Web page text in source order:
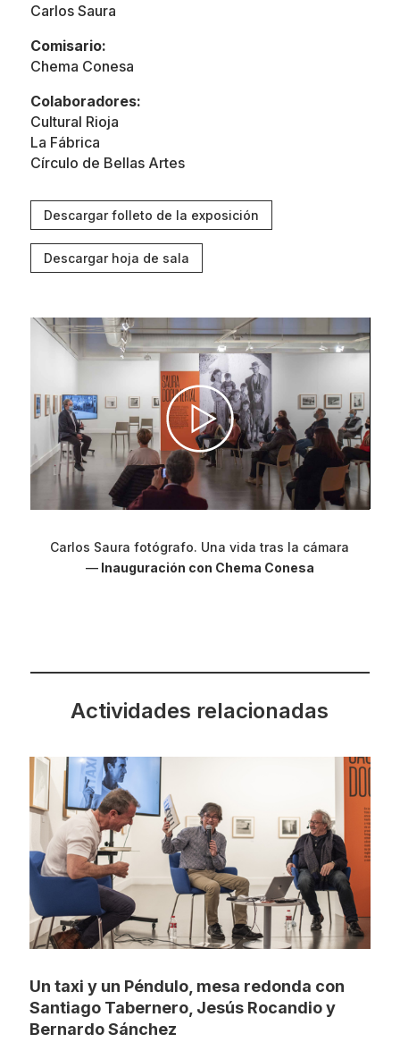
Carlos Saura
Comisario:
Chema Conesa
Colaboradores:
Cultural Rioja
La Fábrica
Círculo de Bellas Artes
Descargar folleto de la exposición
Descargar hoja de sala
Carlos Saura fotógrafo. Una vida tras la cámara
—Inauguración con Chema Conesa
Actividades relacionadas
Un taxi y un Péndulo, mesa redonda con
Santiago Tabernero, Jesús Rocandio y
Bernardo Sánchez